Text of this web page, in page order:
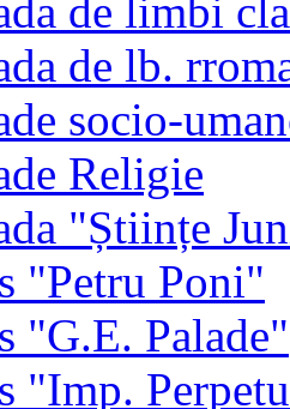
de limbi
de lb.
socio-
Religie
"Științe
"Petru Poni"
"G.E. Palade"
"Imp.